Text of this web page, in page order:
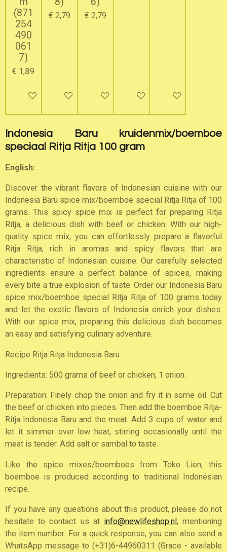
(871
254
490
061
7)
€ 1,89
In winkelwagen
€ 2,79
In winkelwagen
€ 2,79
In winkelwagenIn winkelwagenIn winkelwagen
Indonesia Baru kruidenmix/boemboe
speciaal Ritja Ritja 100 gram
English:
Discover the vibrant flavors of Indonesian cuisine with our
Indonesia Baru spice mix/boemboe special Ritja Ritja of 100
grams. This spicy spice mix is perfect for preparing Ritja
Ritja, a delicious dish with beef or chicken. With our high-
quality spice mix, you can effortlessly prepare a flavorful
Ritja Ritja, rich in aromas and spicy flavors that are
characteristic of Indonesian cuisine. Our carefully selected
ingredients ensure a perfect balance of spices, making
every bite a true explosion of taste. Order our Indonesia Baru
spice mix/boemboe special Ritja Ritja of 100 grams today
and let the exotic flavors of Indonesia enrich your dishes.
With our spice mix, preparing this delicious dish becomes
an easy and satisfying culinary adventure.
Recipe Ritja Ritja Indonesia Baru
Ingredients: 500 grams of beef or chicken, 1 onion.
Preparation: Finely chop the onion and fry it in some oil. Cut
the beef or chicken into pieces. Then add the boemboe Ritja-
Ritja Indonesia Baru and the meat. Add 3 cups of water and
let it simmer over low heat, stirring occasionally until the
meat is tender. Add salt or sambal to taste.
Like the spice mixes/boemboes from Toko Lien, this
boemboe is produced according to traditional Indonesian
recipe.
If you have any questions about this product, please do not
hesitate to contact us at info@newlifeshop.nl, mentioning
the item number. For a quick response, you can also send a
WhatsApp message to (+31)6-44960311 (Grace - available